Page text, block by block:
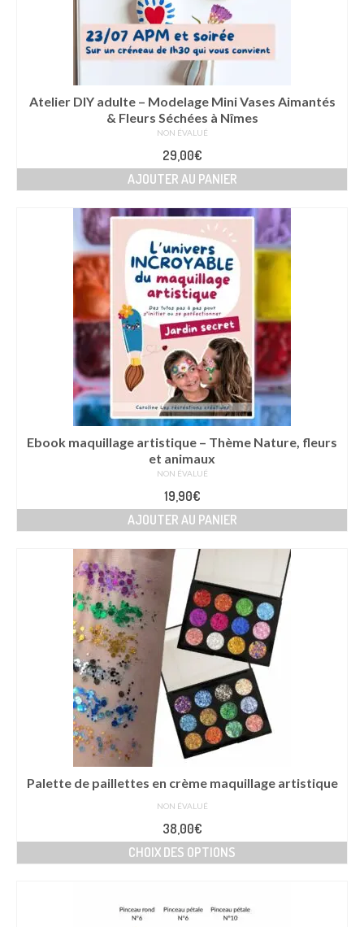
Atelier DIY adulte – Modelage Mini Vases Aimantés
& Fleurs Séchées à Nîmes
NON ÉVALUÉ
29,00€
AJOUTER AU PANIER
Ebook maquillage artistique – Thème Nature, fleurs
et animaux
NON ÉVALUÉ
19,90€
AJOUTER AU PANIER
Palette de paillettes en crème maquillage artistique
NON ÉVALUÉ
38,00€
CHOIX DES OPTIONS
plusieurs